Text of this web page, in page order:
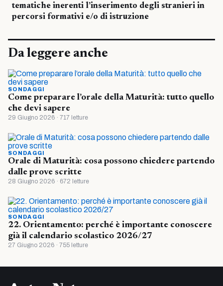
tematiche inerenti l’inserimento degli stranieri in
percorsi formativi e/o di istruzione
Da leggere anche
SONDAGGI
Come preparare l’orale della Maturità: tutto quello
che devi sapere
29 Giugno 2026 · 717 letture
SONDAGGI
Orale di Maturità: cosa possono chiedere partendo
dalle prove scritte
28 Giugno 2026 · 672 letture
SONDAGGI
22. Orientamento: perché è importante conoscere
già il calendario scolastico 2026/27
27 Giugno 2026 · 755 letture